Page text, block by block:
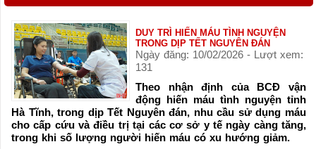
DUY TRÌ HIẾN MÁU TÌNH NGUYỆN
TRONG DỊP TẾT NGUYÊN ĐÁN
Ngày đăng: 10/02/2026 - Lượt xem:
131
Theo nhận định của BCĐ vận
động hiến máu tình nguyện tỉnh
Hà Tĩnh, trong dịp Tết Nguyên đán, nhu cầu sử dụng máu
cho cấp cứu và điều trị tại các cơ sở y tế ngày càng tăng,
trong khi số lượng người hiến máu có xu hướng giảm.